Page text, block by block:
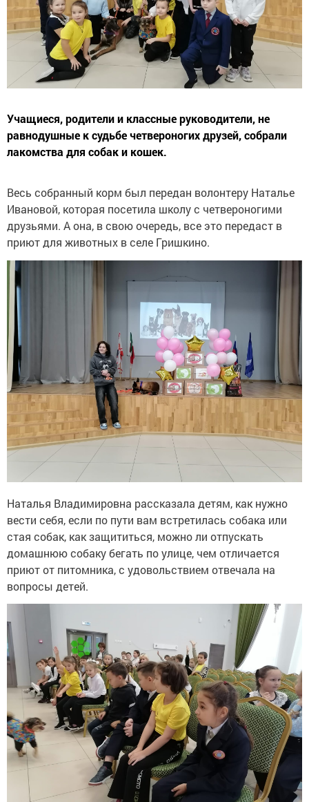
Учащиеся, родители и классные руководители, не
равнодушные к судьбе четвероногих друзей, собрали
лакомства для собак и кошек.
Весь собранный корм был передан волонтеру Наталье
Ивановой, которая посетила школу с четвероногими
друзьями. А она, в свою очередь, все это передаст в
приют для животных в селе Гришкино.
Наталья Владимировна рассказала детям, как нужно
вести себя, если по пути вам встретилась собака или
стая собак, как защититься, можно ли отпускать
домашнюю собаку бегать по улице, чем отличается
приют от питомника, с удовольствием отвечала на
вопросы детей.